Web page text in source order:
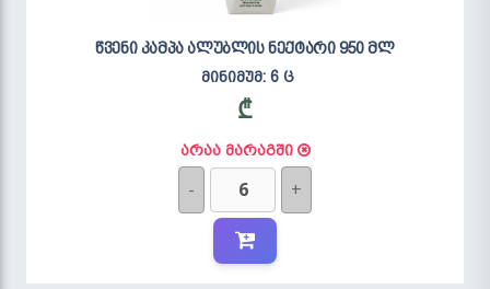
წვენი კამპა ალუბლის ნექტარი 950 მლ
მინიმუმ: 6 ც
₾
არაა მარაგში
- +